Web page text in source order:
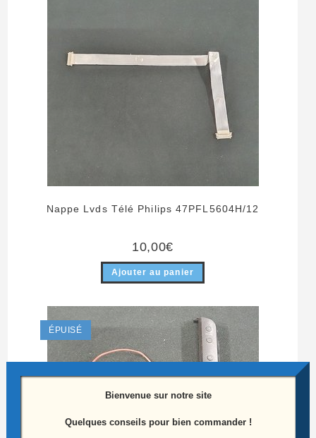
Nappe Lvds Télé Philips 47PFL5604H/12
10,00€
Ajouter au panier
ÉPUISÉ
Bienvenue sur notre site
Quelques conseils pour bien commander !